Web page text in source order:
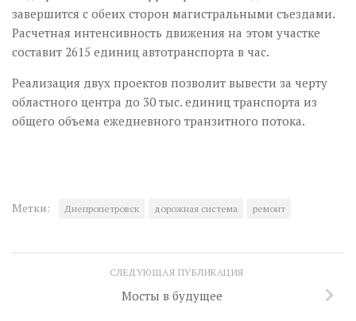
завершится с обеих сторон магистральными съездами.
Расчетная интенсивность движения на этом участке
составит 2615 единиц автотранспорта в час.
Реализация двух проектов позволит вывести за черту
областного центра до 30 тыc. единиц транспорта из
общего объема ежедневного транзитного потока.
Метки: Днепропетровск дорожная система ремонт
СЛЕДУЮЩАЯ ПУБЛИКАЦИЯ
Мосты в будущее